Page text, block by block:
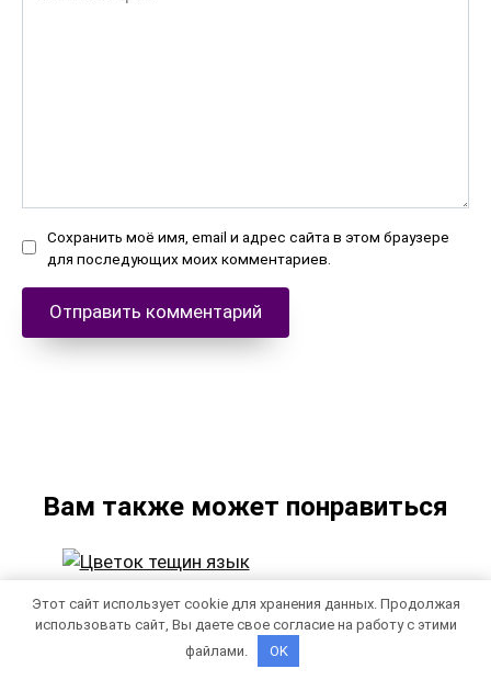
Сохранить моё имя, email и адрес сайта в этом браузере
для последующих моих комментариев.
Вам также может понравиться
Цветок Тещин язык приметы и
суеверия (17 толкований): можно ли
держать растение для женщин в доме,
Этот сайт использует cookie для хранения данных. Продолжая
использовать сайт, Вы даете свое согласие на работу с этими
файлами.
OK